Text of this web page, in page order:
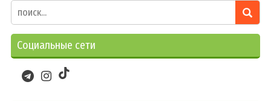
Социальные сети